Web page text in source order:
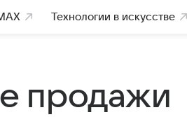
Технологии в искусстве
продажи